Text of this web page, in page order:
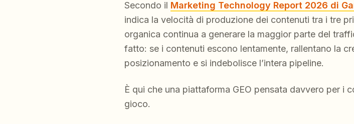
Secondo il Marketing Technology Report 2026 di
indica la velocità di produzione dei contenuti tra i tre
organica continua a generare la maggior parte del
fatto: se i contenuti escono lentamente, rallentano la
posizionamento e si indebolisce l’intera pipeline.
È qui che una piattaforma GEO pensata davvero per i
gioco.